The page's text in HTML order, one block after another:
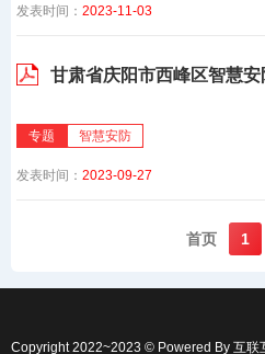
发表时间： 2023-11-03
甘肃省庆阳市西峰区智慧安
专题 智慧安防
发表时间： 2023-09-27
首页️ 1
Copyright 2022~2023 © Powered By 互联